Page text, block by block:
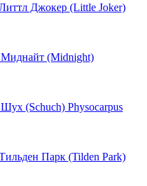
Джокер (Little Joker)
(Midnight)
(Schuch) Physocarpus
Парк (Tilden Park)